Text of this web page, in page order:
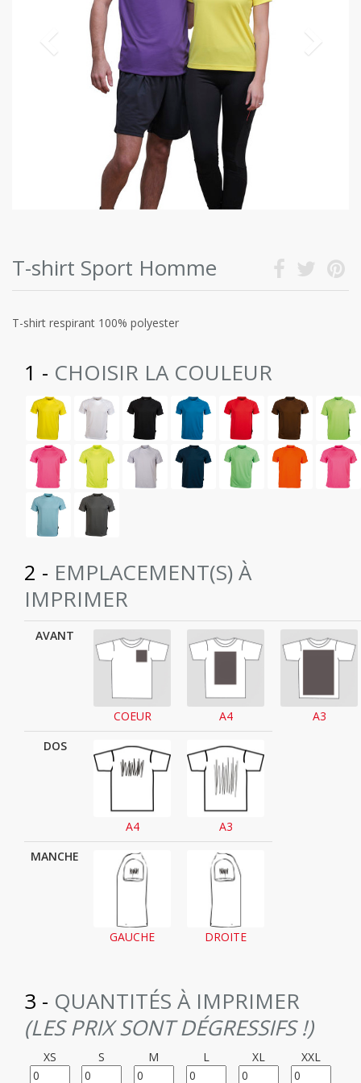
T-shirt Sport Homme
T-shirt respirant 100% polyester
1 - CHOISIR LA COULEUR
2 - EMPLACEMENT(S) À
IMPRIMER
AVANT
COEUR A4
A3
DOS
A4
A3
MANCHE
GAUCHE DROITE
3 - QUANTITÉS À IMPRIMER
(LES PRIX SONT DÉGRESSIFS !)
XS S M L XL XXL